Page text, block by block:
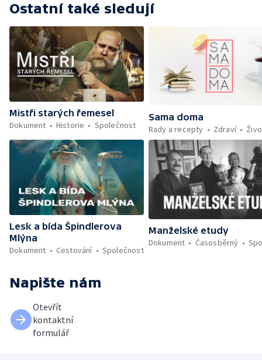
Ostatní také sledují
Mistři starých řemesel
Dokument
Historie Společnost
Sama doma
Rady a recepty
Zdraví
Lesk a bída Špindlerova
Mlýna
Dokument
Cestování Společnost
Manželské etudy
Dokument
Časosběrný
Napište nám
Otevřít
kontaktní
formulář